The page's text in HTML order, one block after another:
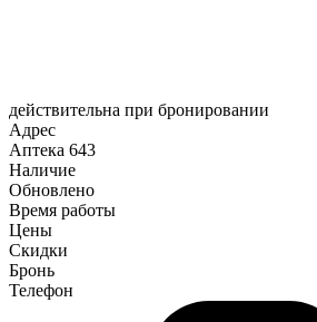
действительна при бронировании
Адрес
Аптека 643
Наличие
Обновлено
Время работы
Цены
Скидки
Бронь
Телефон